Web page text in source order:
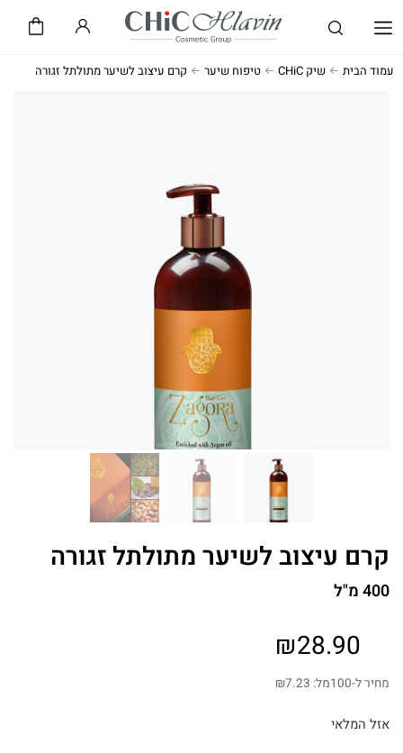
עמוד הבית שיק CHiC טיפוח שיער קרם עיצוב לשיער מתולתל זגורה
קרם עיצוב לשיער מתולתל זגורה
400 מ"ל
₪28.90
מחיר ל-100מל: ₪7.23
אזל המלאי